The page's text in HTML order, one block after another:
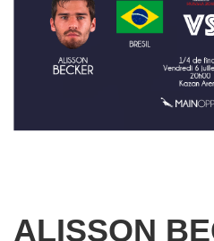
ALISSON